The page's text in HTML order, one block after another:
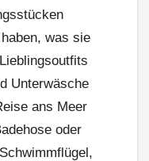
was sie
Unterwäsche
ans Meer
oder